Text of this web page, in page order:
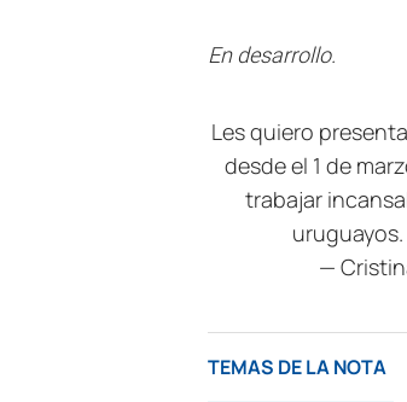
En desarrollo.
Les quiero
desde el 1 de
trabajar
—
TEMAS DE LA NOTA